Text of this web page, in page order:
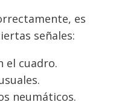
es
señales:
el cuadro.
neumáticos.